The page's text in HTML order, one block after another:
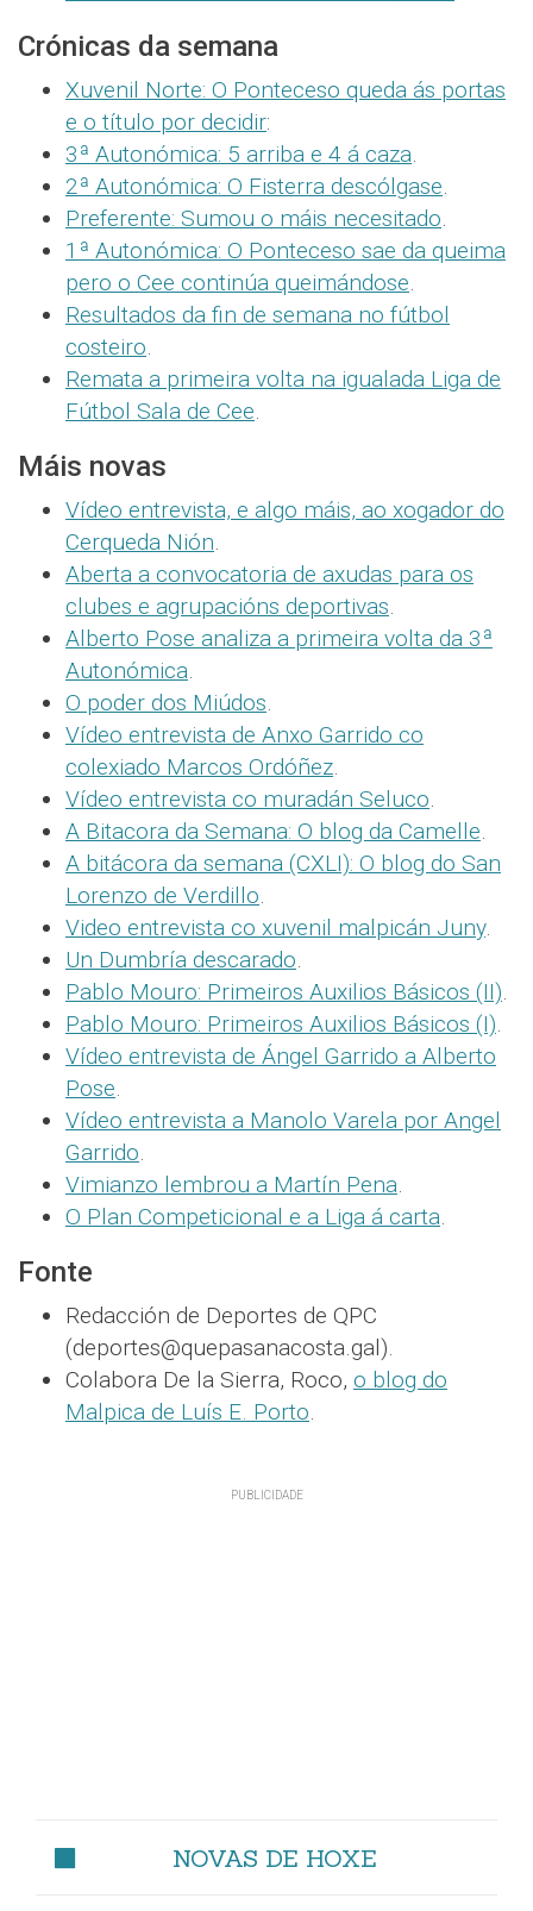
Crónicas da semana
Xuvenil Norte: O Ponteceso queda ás portas
e o título por decidir:
3ª Autonómica: 5 arriba e 4 á caza
2ª Autonómica: O Fisterra descólgase
Preferente: Sumou o máis necesitado
1ª Autonómica: O Ponteceso sae da queima
pero o Cee continúa queimándose
Resultados da fin de semana no fútbol
costeiro
Remata a primeira volta na igualada Liga de
Fútbol Sala de Cee
Máis novas
Vídeo entrevista, e algo máis, ao xogador do
Cerqueda Nión
Aberta a convocatoria de axudas para os
clubes e agrupacións deportivas
Alberto Pose analiza a primeira volta da 3ª
Autonómica
O poder dos Miúdos
Vídeo entrevista de Anxo Garrido co
colexiado Marcos Ordóñez
Vídeo entrevista co muradán Seluco
A Bitacora da Semana: O blog da Camelle
A bitácora da semana (CXLI): O blog do San
Lorenzo de Verdillo
Video entrevista co xuvenil malpicán Juny.
Un Dumbría descarado
Pablo Mouro: Primeiros Auxilios Básicos (II)
Pablo Mouro: Primeiros Auxilios Básicos (I)
Vídeo entrevista de Ángel Garrido a Alberto
Pose
Vídeo entrevista a Manolo Varela por Angel
Garrido
Vimianzo lembrou a Martín Pena
O Plan Competicional e a Liga á carta
Fonte
Redacción de Deportes de QPC
(deportes@quepasanacosta.gal).
Colabora De la Sierra, Roco, o blog do
Malpica de Luís E. Porto
NOVAS DE HOXE